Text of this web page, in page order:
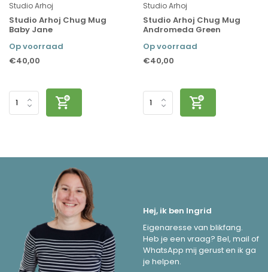
Studio Arhoj
Studio Arhoj Chug Mug
Baby Jane
Op voorraad
€40,00
Studio Arhoj
Studio Arhoj Chug Mug
Andromeda Green
Op voorraad
€40,00
Hej, ik ben Ingrid
Eigenaresse van blikfang.
Heb je een vraag? Bel, mail of
WhatsApp mij gerust en ik ga
je helpen.